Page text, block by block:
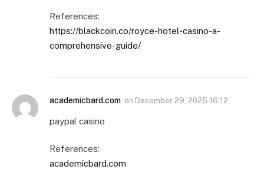
References:
https://blackcoin.co/royce-hotel-casino-a-
comprehensive-guide/
academicbard.com on Desember 29, 2025 16:12
paypal casino
References:
academicbard.com